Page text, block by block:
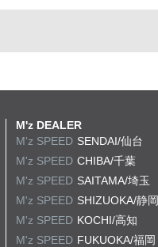
M'z DEALER
M'z SPEED SENDAI/仙台
M'z SPEED CHIBA/千葉
M'z SPEED SAITAMA/埼玉
M'z SPEED SHIZUOKA/静岡
M'z SPEED KOCHI/高知
M'z SPEED FUKUOKA/福岡